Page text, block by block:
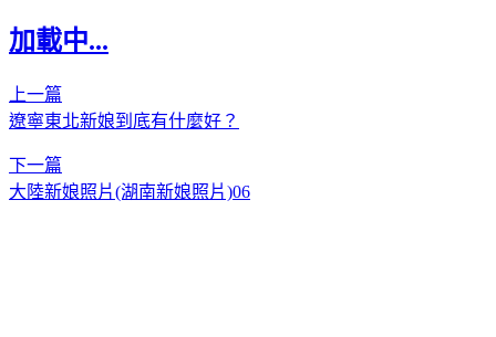
加載中...
上一篇
遼寧東北新娘到底有什麼好？
下一篇
大陸新娘照片(湖南新娘照片)06